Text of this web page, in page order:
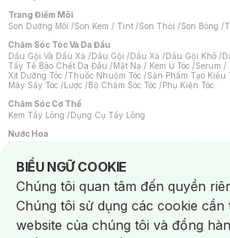
Trang Điểm Môi
Son Dưỡng Môi /Son Kem / Tint /Son Thỏi /Son Bóng /
Chăm Sóc Tóc Và Da Đầu
Dầu Gội Và Dầu Xả /Dầu Gội /Dầu Xả /Dầu Gội Khô /
Tẩy Tế Bào Chết Da Đầu /Mặt Nạ / Kem Ủ Tóc /Serum /
Xịt Dưỡng Tóc /Thuốc Nhuộm Tóc /Sản Phẩm Tạo Kiểu
Máy Sấy Tóc /Lược /Bộ Chăm Sóc Tóc /Phụ Kiện Tóc
Chăm Sóc Cơ Thể
Kem Tẩy Lông /Dụng Cụ Tẩy Lông
Nước Hoa
Nước Hoa Nữ
Chăm Sóc Cá Nhân
Chống Muỗi /Khẩu Trang /Máy Massage/Mặt Nạ Xông
Sản Phẩm Chăm Sóc Khác /Bàn Chải Đánh Răng /Bàn
Hỗ Trợ Trắng Răng/Kem Đánh Răng /Máy Tăm Nước/
Tăm / Chỉ Nha Khoa/ Xịt Thơm Miệng / Dung Dịch Vệ
Khăn Ướt Vệ Sinh Vùng Kín/Băng Vệ Sinh/Tampon/
Máy Cạo Râu
BIỂU NGỮ COOKIE
Notice about cookies usage
Chúng tôi quan tâm đến quyền
Chúng tôi sử dụng các cookie cần
website của chúng tôi và đồng